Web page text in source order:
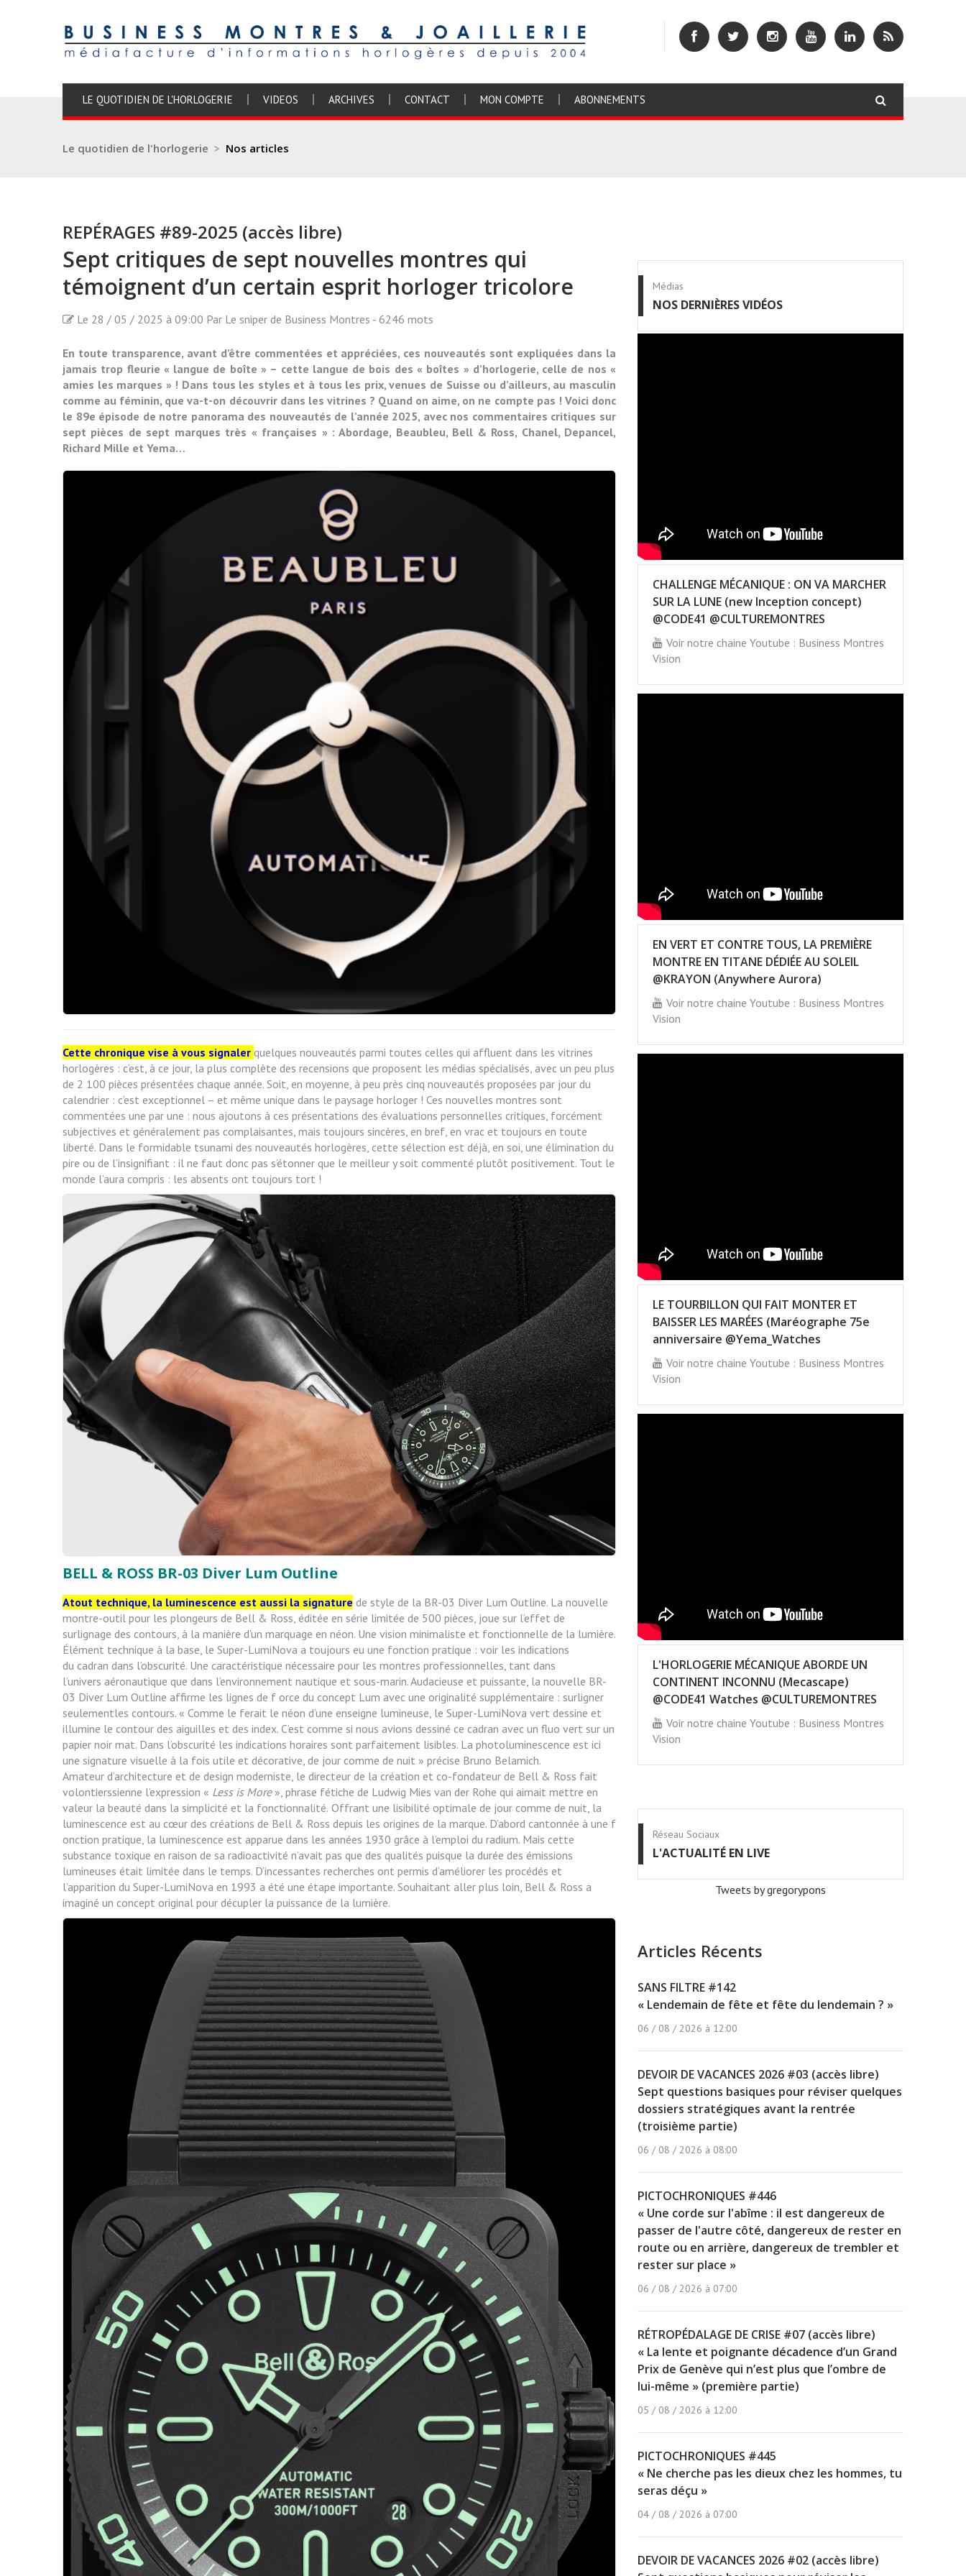
LE QUOTIDIEN DE L'HORLOGERIE VIDEOS ARCHIVES CONTACT MON COMPTE ABONNEMENTS
Le quotidien de l'horlogerie > Nos articles
REPÉRAGES #89-2025 (accès libre)
Sept critiques de sept nouvelles montres qui
témoignent d’un certain esprit horloger tricolore
Le 28 / 05 / 2025 à 09:00 Par Le sniper de Business Montres - 6246 mots
En toute transparence, avant d’être commentées et appréciées, ces nouveautés sont expliquées dans la
jamais trop fleurie « langue de boîte » – cette langue de bois des « boîtes » d’horlogerie, celle de nos «
amies les marques » ! Dans tous les styles et à tous les prix, venues de Suisse ou d’ailleurs, au masculin
comme au féminin, que va-t-on découvrir dans les vitrines ? Quand on aime, on ne compte pas ! Voici donc
le 89e épisode de notre panorama des nouveautés de l’année 2025, avec nos commentaires critiques sur
sept pièces de sept marques très « françaises » : Abordage, Beaubleu, Bell & Ross, Chanel, Depancel,
Richard Mille et Yema…
Cette chronique vise à vous signaler quelques nouveautés parmi toutes celles qui affluent dans les vitrines
horlogères : c’est, à ce jour, la plus complète des recensions que proposent les médias spécialisés, avec un peu plus
de 2 100 pièces présentées chaque année. Soit, en moyenne, à peu près cinq nouveautés proposées par jour du
calendrier : c’est exceptionnel – et même unique dans le paysage horloger ! Ces nouvelles montres sont
commentées une par une : nous ajoutons à ces présentations des évaluations personnelles critiques, forcément
subjectives et généralement pas complaisantes, mais toujours sincères, en bref, en vrac et toujours en toute
liberté. Dans le formidable tsunami des nouveautés horlogères, cette sélection est déjà, en soi, une élimination du
pire ou de l’insignifiant : il ne faut donc pas s’étonner que le meilleur y soit commenté plutôt positivement. Tout le
monde l’aura compris : les absents ont toujours tort !
BELL & ROSS BR-03 Diver Lum Outline
Atout technique, la luminescence est aussi la signature de style de la BR-03 Diver Lum Outline. La nouvelle
montre-outil pour les plongeurs de Bell & Ross, éditée en série limitée de 500 pièces, joue sur l’effet de
surlignage des contours, à la manière d’un marquage en néon. Une vision minimaliste et fonctionnelle de la lumière.
Élément technique à la base, le Super-LumiNova a toujours eu une fonction pratique : voir les indications
du cadran dans l’obscurité. Une caractéristique nécessaire pour les montres professionnelles, tant dans
l’univers aéronautique que dans l’environnement nautique et sous-marin. Audacieuse et puissante, la nouvelle BR-
03 Diver Lum Outline affirme les lignes de f orce du concept Lum avec une originalité supplémentaire : surligner
seulementles contours. « Comme le ferait le néon d’une enseigne lumineuse, le Super-LumiNova vert dessine et
illumine le contour des aiguilles et des index. C’est comme si nous avions dessiné ce cadran avec un fluo vert sur un
papier noir mat. Dans l’obscurité les indications horaires sont parfaitement lisibles. La photoluminescence est ici
une signature visuelle à la fois utile et décorative, de jour comme de nuit » précise Bruno Belamich.
Amateur d’architecture et de design moderniste, le directeur de la création et co-fondateur de Bell & Ross fait
volontierssienne l’expression « Less is More», phrase fétiche de Ludwig Mies van der Rohe qui aimait mettre en
valeur la beauté dans la simplicité et la fonctionnalité. Offrant une lisibilité optimale de jour comme de nuit, la
luminescence est au cœur des créations de Bell & Ross depuis les origines de la marque. D’abord cantonnée à une f
onction pratique, la luminescence est apparue dans les années 1930 grâce à l’emploi du radium. Mais cette
substance toxique en raison de sa radioactivité n’avait pas que des qualités puisque la durée des émissions
lumineuses était limitée dans le temps. D’incessantes recherches ont permis d’améliorer les procédés et
l’apparition du Super-LumiNova en 1993 a été une étape importante. Souhaitant aller plus loin, Bell & Ross a
imaginé un concept original pour décupler la puissance de la lumière.
Médias
NOS DERNIÈRES VIDÉOS
CHALLENGE MÉCANIQUE : ON VA MARCHER
SUR LA LUNE (new Inception concept)
@CODE41 @CULTUREMONTRES
Voir notre chaine Youtube : Business Montres
Vision
EN VERT ET CONTRE TOUS, LA PREMIÈRE
MONTRE EN TITANE DÉDIÉE AU SOLEIL
@KRAYON (Anywhere Aurora)
Voir notre chaine Youtube : Business Montres
Vision
LE TOURBILLON QUI FAIT MONTER ET
BAISSER LES MARÉES (Maréographe 75e
anniversaire @Yema_Watches
Voir notre chaine Youtube : Business Montres
Vision
L'HORLOGERIE MÉCANIQUE ABORDE UN
CONTINENT INCONNU (Mecascape)
@CODE41 Watches @CULTUREMONTRES
Voir notre chaine Youtube : Business Montres
Vision
Réseau Sociaux
L'ACTUALITÉ EN LIVE
Tweets by gregorypons
Articles Récents
SANS FILTRE #142
« Lendemain de fête et fête du lendemain ? »
06 / 08 / 2026 à 12:00
DEVOIR DE VACANCES 2026 #03 (accès libre)
Sept questions basiques pour réviser quelques
dossiers stratégiques avant la rentrée
(troisième partie)
06 / 08 / 2026 à 08:00
PICTOCHRONIQUES #446
« Une corde sur l'abîme : il est dangereux de
passer de l'autre côté, dangereux de rester en
route ou en arrière, dangereux de trembler et
rester sur place »
06 / 08 / 2026 à 07:00
RÉTROPÉDALAGE DE CRISE #07 (accès libre)
« La lente et poignante décadence d’un Grand
Prix de Genève qui n’est plus que l’ombre de
lui-même » (première partie)
05 / 08 / 2026 à 12:00
PICTOCHRONIQUES #445
« Ne cherche pas les dieux chez les hommes, tu
seras déçu »
04 / 08 / 2026 à 07:00
DEVOIR DE VACANCES 2026 #02 (accès libre)